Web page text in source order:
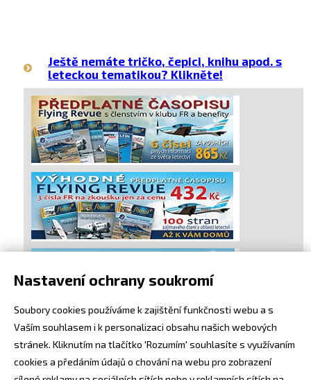
Ještě nemáte tričko, čepici, knihu apod. s
leteckou tematikou? Klikněte!
Nastavení ochrany soukromí
Soubory cookies používáme k zajištění funkčnosti webu a s
Vaším souhlasem i k personalizaci obsahu našich webových
stránek. Kliknutím na tlačítko 'Rozumím' souhlasíte s využívaním
cookies a předáním údajů o chování na webu pro zobrazení